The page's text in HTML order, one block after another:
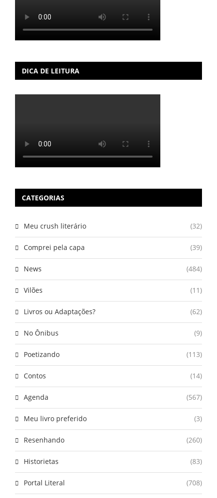
DICA DE LEITURA
CATEGORIAS
Meu crush literário (32)
Comprei pela capa (39)
News (484)
Vilões (11)
Livros ou Adaptações? (62)
No Ônibus (9)
Poetizando (113)
Contos (14)
Agenda (567)
Meu livro preferido (3)
Resenhando (260)
Historietas (83)
Portal Literal (708)